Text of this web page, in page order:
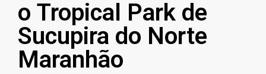
o Tropical Park de
Sucupira do Norte
Maranhão